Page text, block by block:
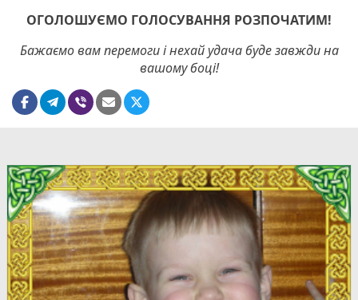
ОГОЛОШУЄМО ГОЛОСУВАННЯ РОЗПОЧАТИМ!
Бажаємо вам перемоги і нехай удача буде завжди на
вашому боці!